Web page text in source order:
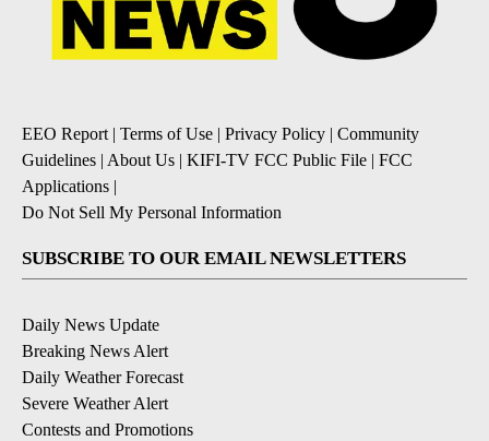
EEO Report| Terms of Use | Privacy Policy | Community
Guidelines | About Us | KIFI-TV FCC Public File | FCC
Applications |
Do Not Sell My Personal Information
SUBSCRIBE TO OUR EMAIL NEWSLETTERS
Daily News Update
Breaking News Alert
Daily Weather Forecast
Severe Weather Alert
Contests and Promotions